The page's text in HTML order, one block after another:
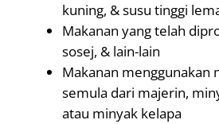
kuning, & susu tinggi
Makanan yang telah
sosej, & lain-lain
Makanan menggunakan
semula dari majerin,
atau minyak kelapa